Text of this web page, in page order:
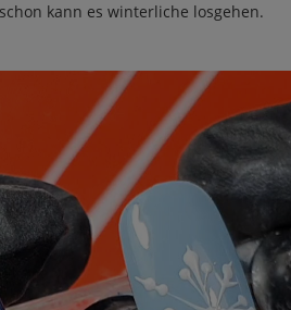
kann es winterliche losgehen.